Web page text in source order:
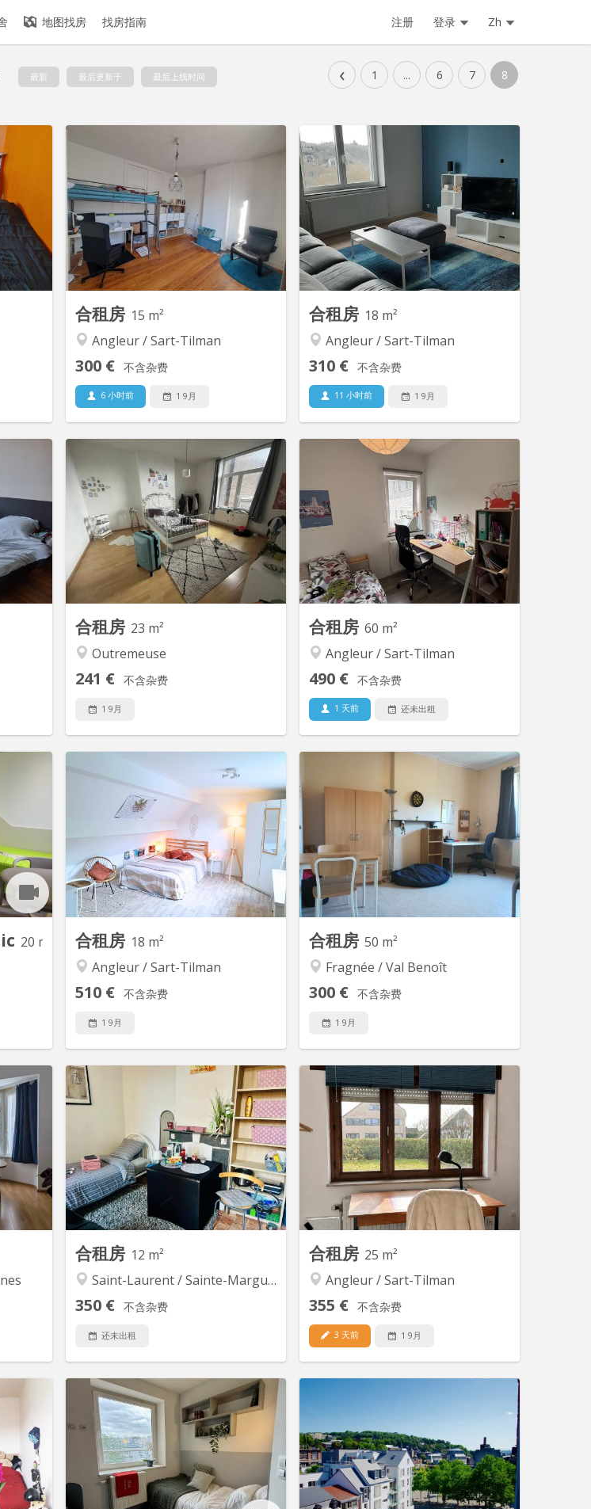
地图找房 找房指南 注册 登录 Zh
‹ 1 ... 6 7 8
最新 最后更新于 最后上线时间
le
mètre
de
situe
et
et
à
des...
合租房 15 m²
Angleur / Sart-Tilman
300 € 不含杂费
6 小时前 1 9月
KL 7270
Appartement entièrement rénové
(2023) pour 2 étudiant. es. (loyer : 300
€ par étudiant, Wi-Fi inclus + 125€
charges +-) Reste 1 chambre de +- 15
m², avec bureau, chaise, lit (sans
matelas), garde-robe et fauteuil.
Cuisine commune entièrement équipée
(+ lave-vaisselle), sdb commune : 2
lavabos,...
合租房 18 m²
Angleur / Sart-Tilman
310 € 不含杂费
11 小时前 1 9月
KL 14863
Envie d' une ambiance studieuse à la
liégeoise? Maison très chouette pour
ceux qui aiment le calme mais ne
veulent pas se sentir seuls. Kots
disponibles dans une grande maison
de maître occupée uniquement par des
étudiants. Maison au calme, dans une
impasse à l'orée d'un bois, en retrait et
en...
un kot
à
est à
La
tout le
合租房 23 m²
Outremeuse
241 € 不含杂费
1 9月
KL 15048
1 chambre est disponible dans un kot
de 3 personnes ! Uniquement pour les
filles Bail de 12 mois, Salle de bain et
cuisine commune, Parents-garants,
Chambre coté cours.
合租房 60 m²
Angleur / Sart-Tilman
490 € 不含杂费
1 天前 还未出租
KL 16790
Jolie appartement partiellement
meublé composé de 2 chambres dont
1 disponible La chambre sera à
meubler Belle cuisine américaine
équipée Grande pièce de vie avec
banquette, table chaises ... Une salle de
bain douche et wc à part il y a une
agréable terrasse l'appartement est
20 m²
une
La
située
(face à
single,
une
autre),
5 ou 6...
合租房 18 m²
Angleur / Sart-Tilman
510 € 不含杂费
1 9月
KL 16774
Chambre spacieuse et lumineuse dans
une collocation calme et très
conviviale Etudiants (kiné, vété,
médecine, droit), Chambre avec lit,
bureau, garde-robe, commode,
étagère Salle de bain, douche à
partager avec deux étudiantes très
soigneuses Cuisine toute équipée, salle
à manger et salon...
合租房 50 m²
Fragnée / Val Benoît
300 € 不含杂费
1 9月
KL 5193
Pour étudiant(e) uniquement / 1
chambre disponible dans un kot - situé
sur la place Général Leman (départ de
toutes les lignes de bus et proximité de
commerces), à 500m de la gare des
Guillemins. Les hautes-écoles Sainte-
Marie et les Rivageois sont à proximité
immédiate de...
de la
Liège.
合租房 12 m²
Saint-Laurent / Sainte-Marguerite
350 € 不含杂费
还未出租
KL 16331
- chambre dans un immeuble de
rapport, (salles douches et wc
partagés) - quartier calme, à quelques
minutes à pieds du centre ville. -
Commerces, bus et trains à proximité.
- pas possible de se domicilier à cette
合租房 25 m²
Angleur / Sart-Tilman
355 € 不含杂费
3 天前 1 9月
KL 13125
🏠 Logement étudiant à louer –
Angleur, Route du Condroz 📍 À
seulement 10 minutes à pied de
l’Université du Sart-Tilman (800 m)
Caractéristiques : 🌳 Kot tout compris
au rez-de-chaussée d’une maison,